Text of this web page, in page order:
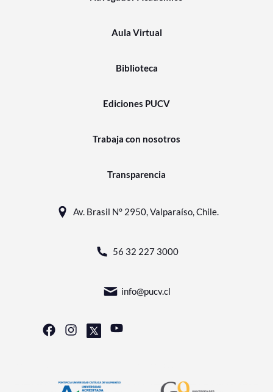
Aula Virtual
Biblioteca
Ediciones PUCV
Trabaja con nosotros
Transparencia
Av. Brasil N° 2950, Valparaíso, Chile.
56 32 227 3000
info@pucv.cl